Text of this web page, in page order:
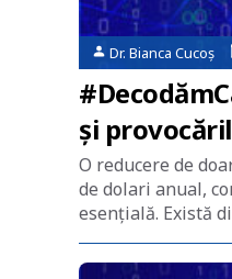
Dr. Bianca Cucoș
și
O reducere de
de dolari anual,
esențială. Există